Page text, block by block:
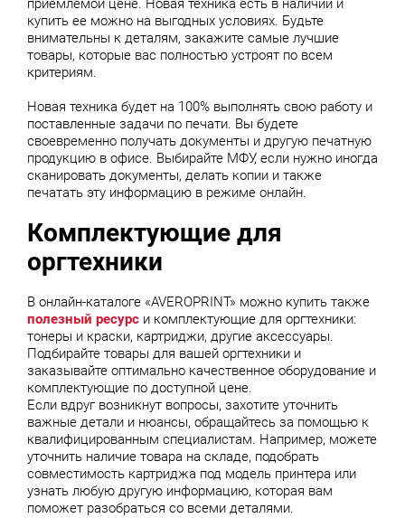
приемлемой цене. Новая техника есть в наличии и
купить ее можно на выгодных условиях. Будьте
внимательны к деталям, закажите самые лучшие
товары, которые вас полностью устроят по всем
критериям.
Новая техника будет на 100% выполнять свою работу и
поставленные задачи по печати. Вы будете
своевременно получать документы и другую печатную
продукцию в офисе. Выбирайте МФУ, если нужно иногда
сканировать документы, делать копии и также
печатать эту информацию в режиме онлайн.
Комплектующие для
оргтехники
В онлайн-каталоге «AVEROPRINT» можно купить также
полезный ресурс и комплектующие для оргтехники:
тонеры и краски, картриджи, другие аксессуары.
Подбирайте товары для вашей оргтехники и
заказывайте оптимально качественное оборудование и
комплектующие по доступной цене.
Если вдруг возникнут вопросы, захотите уточнить
важные детали и нюансы, обращайтесь за помощью к
квалифицированным специалистам. Например, можете
уточнить наличие товара на складе, подобрать
совместимость картриджа под модель принтера или
узнать любую другую информацию, которая вам
поможет разобраться со всеми деталями.